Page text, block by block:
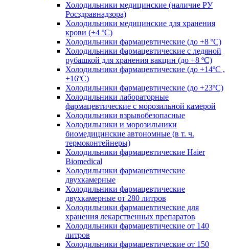
Холодильники медицинские (наличие РУ
Росздравнадзора)
Холодильники медицинские для хранения
крови (+4 ºС)
Холодильники фармацевтические (до +8 ºС)
Холодильники фармацевтические с ледяной
рубашкой для хранения вакцин (до +8 ºС)
Холодильники фармацевтические (до +14ºС ,
+16ºС)
Холодильники фармацевтические (до +23ºС)
Холодильники лабораторные
фармацевтические с морозильной камерой
Холодильники взрывобезопасные
Холодильники и морозильники
биомедицинские автономные (в т. ч.
термоконтейнеры)
Холодильники фармацевтические Haier
Biomedical
Холодильники фармацевтические
двухкамерные
Холодильники фармацевтические
двухкамерные от 280 литров
Холодильники фармацевтические для
хранения лекарственных препаратов
Холодильники фармацевтические от 140
литров
Холодильники фармацевтические от 150